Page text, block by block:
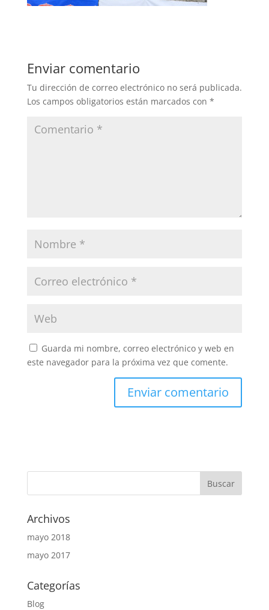
Enviar comentario
Tu dirección de correo electrónico no será publicada.
Los campos obligatorios están marcados con *
Guarda mi nombre, correo electrónico y web en
este navegador para la próxima vez que comente.
Archivos
mayo 2018
mayo 2017
Categorías
Blog